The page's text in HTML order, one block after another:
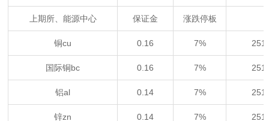
上期所、能源中心 保证金 涨跌停板
铜cu 0.16 7%
国际铜bc 0.16 7%
铝al 0.14 7%
锌zn 0.14 7%